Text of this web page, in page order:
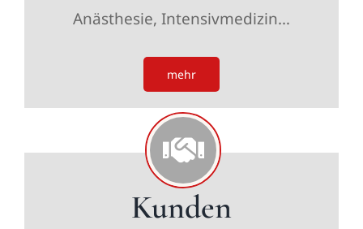
Anästhesie, Intensivmedizin…
mehr
Kunden